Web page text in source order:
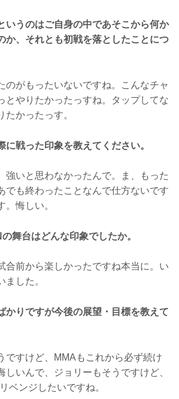
いうのはご自身の中であそこから何か
か、それとも初戦を落としたことにつ
がもったいないですね。こんなチャ
とやりたかったっすね。タップしてな
たかったっす。
に戦った印象を教えてください。
いと思わなかったんで。ま、もった
でも終わったことなんで仕方ないです
。悔しい。
舞台はどんな印象でしたか。
前から楽しかったですね本当に。い
ました。
かりですが今後の展望・目標を教えて
すけど、MMAもこれから必ず続け
しいんで、ジョリーもそうですけど、
ベンジしたいですね。